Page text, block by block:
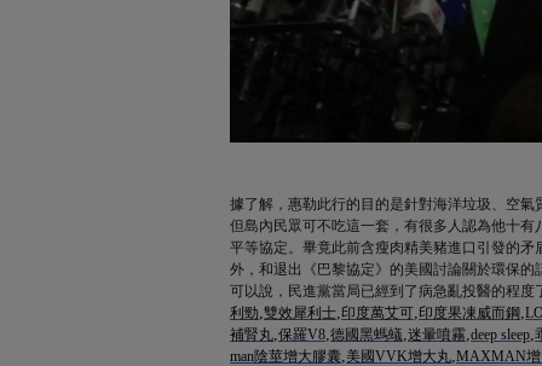
據了解，惠勒此行的目的是針對海洋垃圾、空
但島內民眾可不吃這一套，有很多人認為他十有
平等協定。畢竟此前含瘦肉精美豬進口引發的
外，和退出《巴黎協定》的美國討論關於環保
可以說，民進黨當局已經到了病急亂投醫的程度
利勁 雙效犀利士 印度萬艾可 印度果凍威而鋼
補腎丸 保羅V8 德國黑螞蟻 迷暈噴霧 deep sleep
man陰莖增大膠囊 美國VVK增大丸 MAXMAN增